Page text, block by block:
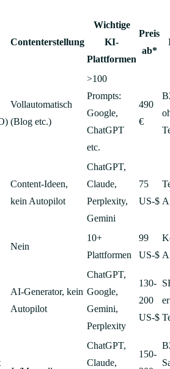
Contenterstellung
Wichtige
KI-
Plattformen
Preis
ab*
Vollautomatisch
(Blog etc.)
>100
Prompts:
Google,
ChatGPT
etc.
490
€
Content-Ideen,
kein Autopilot
ChatGPT,
Claude,
Perplexity,
Gemini
75
US-$
Nein
10+
Plattformen
99
US-$
AI-Generator, kein
Autopilot
ChatGPT,
Google,
Gemini,
Perplexity
130-
200
US-$
ChatGPT,
Claude,
150-